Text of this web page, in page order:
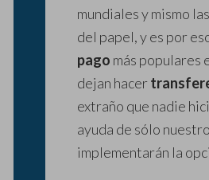
mundiales y mismo
del papel, y es por
pago más populares
dejan hacer
extraño que nadie
ayuda de sólo
implementarán la